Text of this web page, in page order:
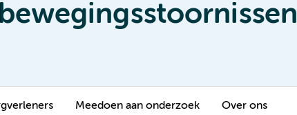
Meedoen aan onderzoek Over ons